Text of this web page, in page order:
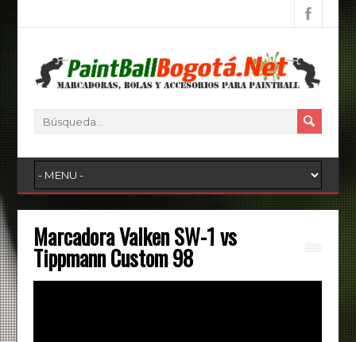
Marcadora Valken SW-1 vs
Tippmann Custom 98